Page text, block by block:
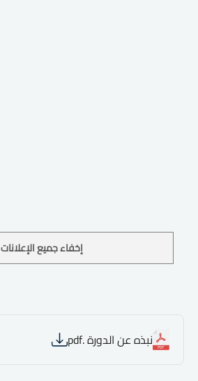
إخفاء جميع الإعلانات
نبذه عن الدورة .pdf